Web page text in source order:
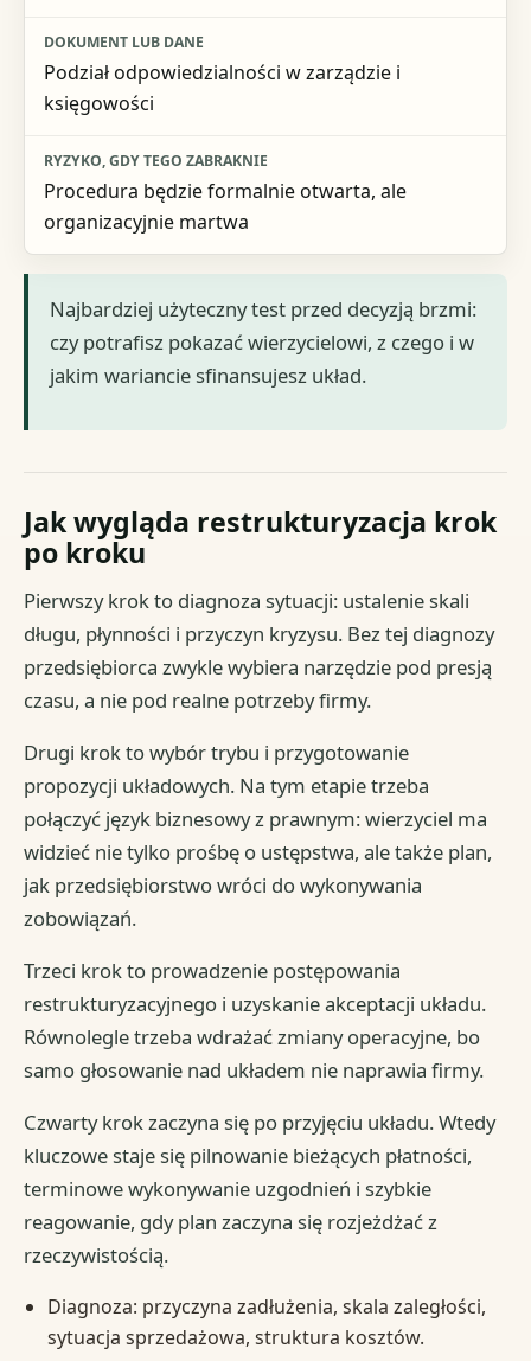
Podział odpowiedzialności w zarządzie i
księgowości
Procedura będzie formalnie otwarta, ale
organizacyjnie martwa
Najbardziej użyteczny test przed decyzją brzmi:
czy potrafisz pokazać wierzycielowi, z czego i w
jakim wariancie sfinansujesz układ.
Jak wygląda restrukturyzacja krok
po kroku
Pierwszy krok to diagnoza sytuacji: ustalenie skali
długu, płynności i przyczyn kryzysu. Bez tej diagnozy
przedsiębiorca zwykle wybiera narzędzie pod presją
czasu, a nie pod realne potrzeby firmy.
Drugi krok to wybór trybu i przygotowanie
propozycji układowych. Na tym etapie trzeba
połączyć język biznesowy z prawnym: wierzyciel ma
widzieć nie tylko prośbę o ustępstwa, ale także plan,
jak przedsiębiorstwo wróci do wykonywania
zobowiązań.
Trzeci krok to prowadzenie postępowania
restrukturyzacyjnego i uzyskanie akceptacji układu.
Równolegle trzeba wdrażać zmiany operacyjne, bo
samo głosowanie nad układem nie naprawia firmy.
Czwarty krok zaczyna się po przyjęciu układu. Wtedy
kluczowe staje się pilnowanie bieżących płatności,
terminowe wykonywanie uzgodnień i szybkie
reagowanie, gdy plan zaczyna się rozjeżdżać z
rzeczywistością.
Diagnoza: przyczyna zadłużenia, skala zaległości,
sytuacja sprzedażowa, struktura kosztów.